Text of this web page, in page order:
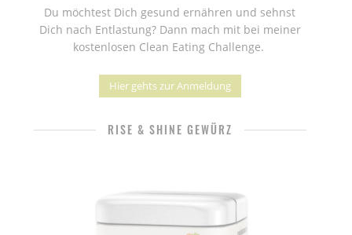
Du möchtest Dich gesund ernähren und sehnst
Dich nach Entlastung? Dann mach mit bei meiner
kostenlosen Clean Eating Challenge.
Hier gehts zur Anmeldung
RISE & SHINE GEWÜRZ